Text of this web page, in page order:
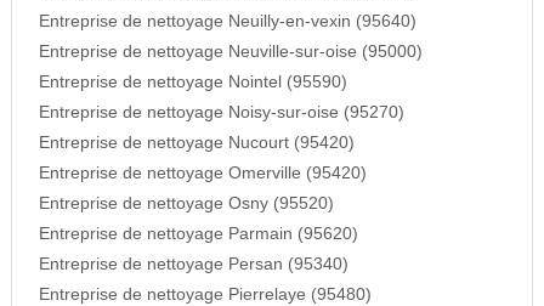
Entreprise de nettoyage Neuilly-en-vexin (95640)
Entreprise de nettoyage Neuville-sur-oise (95000)
Entreprise de nettoyage Nointel (95590)
Entreprise de nettoyage Noisy-sur-oise (95270)
Entreprise de nettoyage Nucourt (95420)
Entreprise de nettoyage Omerville (95420)
Entreprise de nettoyage Osny (95520)
Entreprise de nettoyage Parmain (95620)
Entreprise de nettoyage Persan (95340)
Entreprise de nettoyage Pierrelaye (95480)